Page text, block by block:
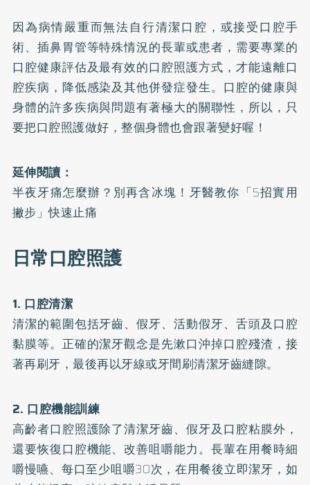
因為病情嚴重而無法自行清潔口腔，或接受口腔手
術、插鼻胃管等特殊情況的長輩或患者，需要專業的
口腔健康評估及最有效的口腔照護方式，才能遠離口
腔疾病，降低感染及其他併發症發生。口腔的健康與
身體的許多疾病與問題有著極大的關聯性，所以，只
要把口腔照護做好，整個身體也會跟著變好喔！
延伸閱讀：
半夜牙痛怎麼辦？別再含冰塊！牙醫教你「5招實用
撇步」快速止痛
日常口腔照護
1. 口腔清潔
清潔的範圍包括牙齒、假牙、活動假牙、舌頭及口腔
黏膜等。正確的潔牙觀念是先漱口沖掉口腔殘渣，接
著再刷牙，最後再以牙線或牙間刷清潔牙齒縫隙。
2. 口腔機能訓練
高齡者口腔照護除了清潔牙齒、假牙及口腔粘膜外，
還要恢復口腔機能、改善咀嚼能力。長輩在用餐時細
嚼慢嚥、每口至少咀嚼30次，在用餐後立即潔牙，如